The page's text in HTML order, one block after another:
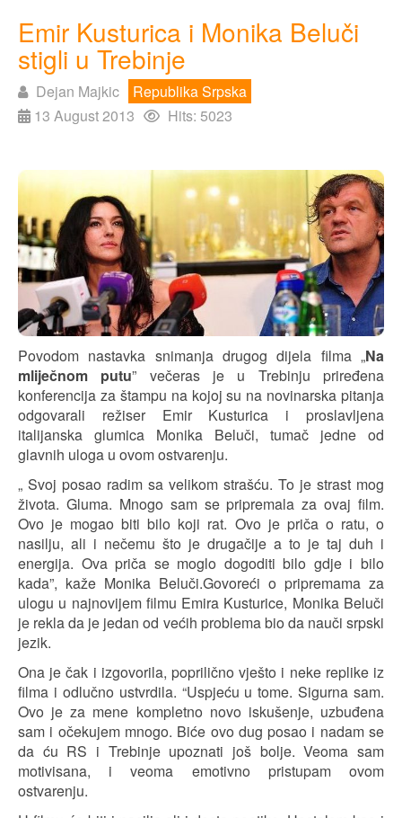
Emir Kusturica i Monika Beluči
stigli u Trebinje
Dejan Majkic
Republika Srpska
13 August 2013
Hits: 5023
Povodom nastavka snimanja drugog dijela filma „Na
mliječnom putu” večeras je u Trebinju priređena
konferencija za štampu na kojoj su na novinarska pitanja
odgovarali režiser Emir Kusturica i proslavljena
italijanska glumica Monika Beluči, tumač jedne od
glavnih uloga u ovom ostvarenju.
„ Svoj posao radim sa velikom strašću. To je strast mog
života. Gluma. Mnogo sam se pripremala za ovaj film.
Ovo je mogao biti bilo koji rat. Ovo je priča o ratu, o
nasilju, ali i nečemu što je drugačije a to je taj duh i
energija. Ova priča se moglo dogoditi bilo gdje i bilo
kada”, kaže Monika Beluči.Govoreći o pripremama za
ulogu u najnovijem filmu Emira Kusturice, Monika Beluči
je rekla da je jedan od većih problema bio da nauči srpski
jezik.
Ona je čak i izgovorila, poprilično vješto i neke replike iz
filma i odlučno ustvrdila. “Uspjeću u tome. Sigurna sam.
Ovo je za mene kompletno novo iskušenje, uzbuđena
sam i očekujem mnogo. Biće ovo dug posao i nadam se
da ću RS i Trebinje upoznati još bolje. Veoma sam
motivisana, i veoma emotivno pristupam ovom
ostvarenju.